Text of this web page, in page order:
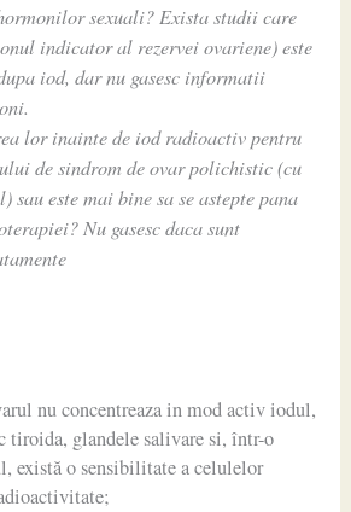
sexuali? Exista studii care
indicator al rezervei ovariene) este
iod, dar nu gasesc informatii
lor inainte de iod radioactiv pentru
de sindrom de ovar polichistic (cu
este mai bine sa se astepte pana
Nu gasesc daca sunt
nu concentreaza in mod activ iodul,
tiroida, glandele salivare si, într-o
există o sensibilitate a celulelor